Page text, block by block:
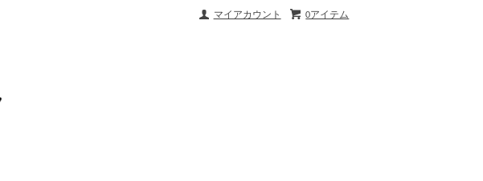
0アイテム
マイアカウント